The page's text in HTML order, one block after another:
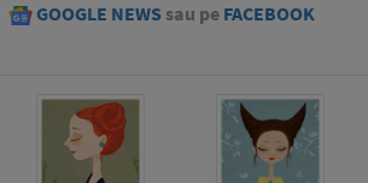
GOOGLE NEWS sau pe FACEBOOK